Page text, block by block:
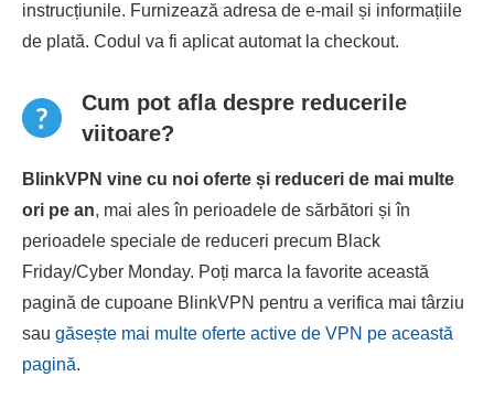
instrucțiunile. Furnizează adresa de e-mail și informațiile
de plată. Codul va fi aplicat automat la checkout.
Cum pot afla despre reducerile
viitoare?
BlinkVPN vine cu noi oferte și reduceri de mai multe
ori pe an, mai ales în perioadele de sărbători și în
perioadele speciale de reduceri precum Black
Friday/Cyber ​​Monday. Poți marca la favorite această
pagină de cupoane BlinkVPN pentru a verifica mai târziu
sau găsește mai multe oferte active de VPN pe această
pagină.